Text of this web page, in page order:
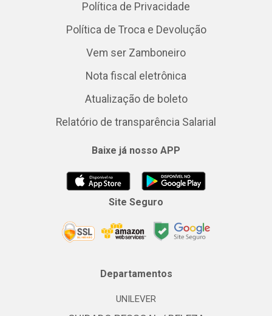
Política de Privacidade
Política de Troca e Devolução
Vem ser Zamboneiro
Nota fiscal eletrônica
Atualização de boleto
Relatório de transparência Salarial
Baixe já nosso APP
Site Seguro
Departamentos
UNILEVER